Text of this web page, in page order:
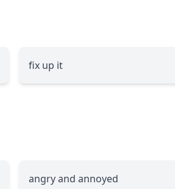
fix up it
angry and annoyed